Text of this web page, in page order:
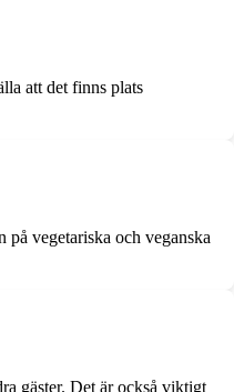
att det finns plats
vegetariska och veganska
gäster. Det är också viktigt